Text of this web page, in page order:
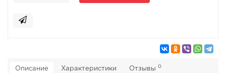
Описание Характеристики Отзывы 0